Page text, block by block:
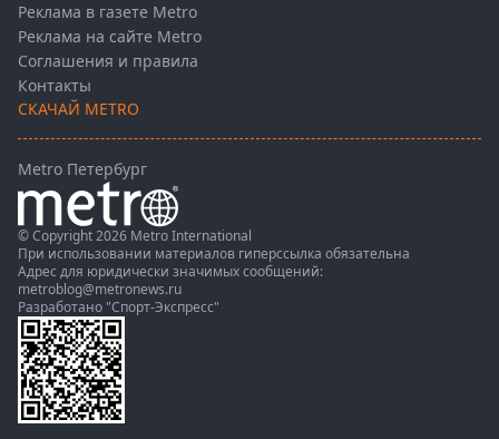
Реклама в газете Metro
Реклама на сайте Metro
Соглашения и правила
Контакты
СКАЧАЙ METRO
Metro Петербург
© Copyright 2026 Metro International
При использовании материалов гиперссылка обязательна
Адрес для юридически значимых сообщений:
metroblog@metronews.ru
Разработано "Спорт-Экспресс"